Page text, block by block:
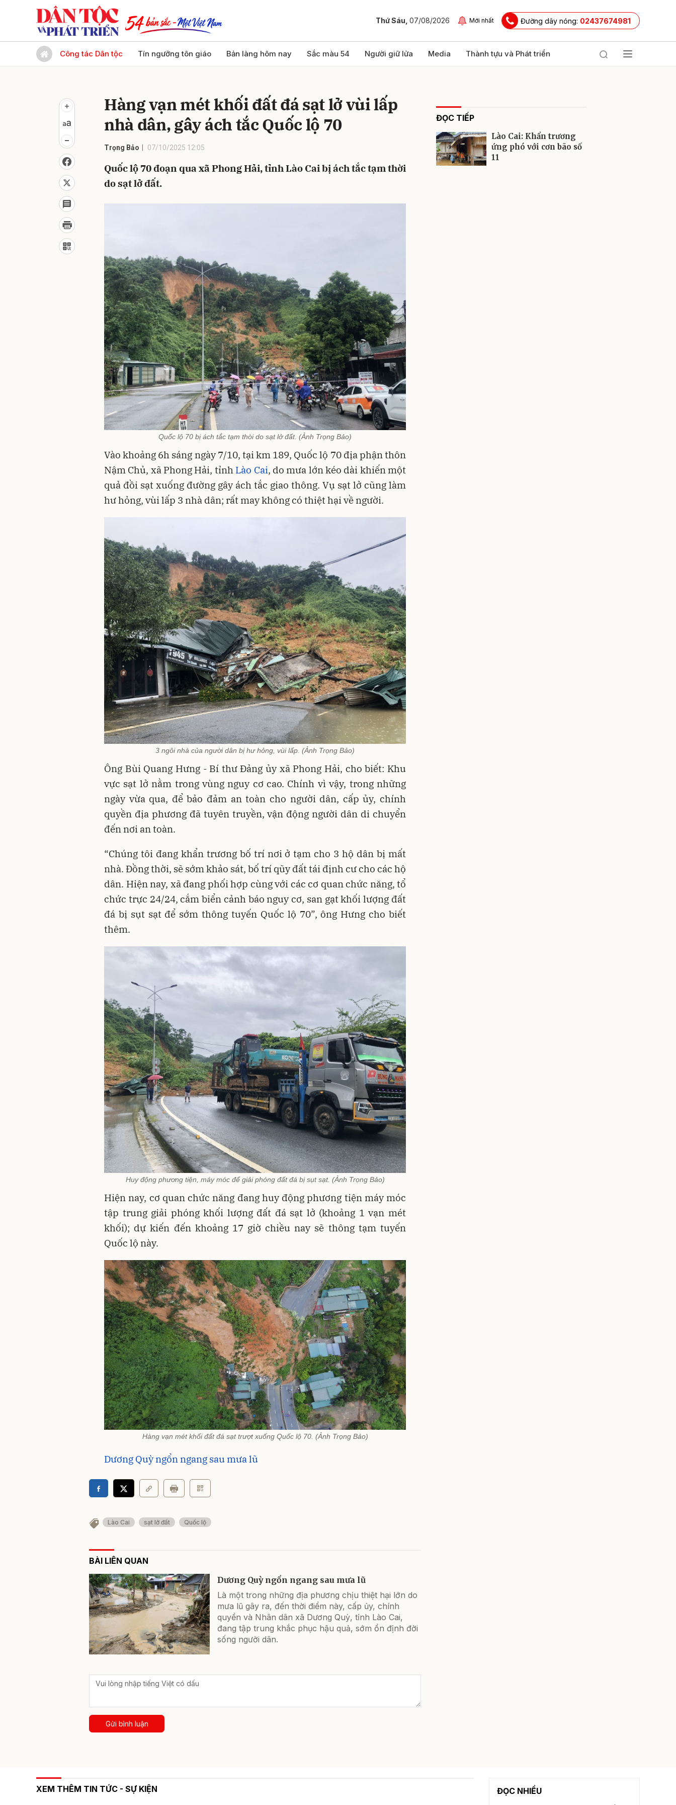
Thứ Sáu, 07/08/2026 Mới nhất Đường dây nóng: 02437674981
Công tác Dân tộc Tín ngưỡng tôn giáo Bản làng hôm nay Sắc màu 54 Người giữ lửa Media Thành tựu và Phát triển
Hàng vạn mét khối đất đá sạt lở vùi lấp
nhà dân, gây ách tắc Quốc lộ 70
Trọng Bảo 07/10/2025 12:05
Quốc lộ 70 đoạn qua xã Phong Hải, tỉnh Lào Cai bị ách tắc tạm thời
do sạt lở đất.
Quốc lộ 70 bị ách tắc tạm thòi do sạt lở đất. (Ảnh Trọng Bảo)
Vào khoảng 6h sáng ngày 7/10, tại km 189, Quốc lộ 70 địa phận thôn
Nậm Chủ, xã Phong Hải, tỉnh Lào Cai, do mưa lớn kéo dài khiến một
quả đồi sạt xuống đường gây ách tắc giao thông. Vụ sạt lở cũng làm
hư hỏng, vùi lấp 3 nhà dân; rất may không có thiệt hại về người.
3 ngôi nhà của người dân bị hư hỏng, vùi lấp. (Ảnh Trọng Bảo)
Ông Bùi Quang Hưng - Bí thư Đảng ủy xã Phong Hải, cho biết: Khu
vực sạt lở nằm trong vùng nguy cơ cao. Chính vì vậy, trong những
ngày vừa qua, để bảo đảm an toàn cho người dân, cấp ủy, chính
quyền địa phương đã tuyên truyền, vận động người dân di chuyển
đến nơi an toàn.
“Chúng tôi đang khẩn trương bố trí nơi ở tạm cho 3 hộ dân bị mất
nhà. Đồng thời, sẽ sớm khảo sát, bố trí qũy đất tái định cư cho các hộ
dân. Hiện nay, xã đang phối hợp cùng với các cơ quan chức năng, tổ
chức trực 24/24, cắm biển cảnh báo nguy cơ, san gạt khối lượng đất
đá bị sụt sạt để sớm thông tuyến Quốc lộ 70”, ông Hưng cho biết
thêm.
Huy động phương tiện, máy móc để giải phóng đất đá bị sụt sạt. (Ảnh Trọng Bảo)
Hiện nay, cơ quan chức năng đang huy động phương tiện máy móc
tập trung giải phóng khối lượng đất đá sạt lở (khoảng 1 vạn mét
khối); dự kiến đến khoảng 17 giờ chiều nay sẽ thông tạm tuyến
Quốc lộ này.
Hàng vạn mét khối đất đá sạt trượt xuống Quốc lộ 70. (Ảnh Trọng Bảo)
Dương Quỳ ngổn ngang sau mưa lũ
Lào Cai sạt lở đất Quốc lộ
BÀI LIÊN QUAN
Dương Quỳ ngổn ngang sau mưa lũ
Là một trong những địa phương chịu thiệt hại lớn do
mưa lũ gây ra, đến thời điểm này, cấp ủy, chính
quyền và Nhân dân xã Dương Quỳ, tỉnh Lào Cai,
đang tập trung khắc phục hậu quả, sớm ổn định đời
sống người dân.
Gửi bình luận
ĐỌC TIẾP
Lào Cai: Khẩn trương
ứng phó với cơn bão số
11
XEM THÊM TIN TỨC - SỰ KIỆN
ĐỌC NHIỀU
Gửi bình luận
Hủy Gửi